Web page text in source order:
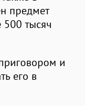
предмет
500 тысяч
и
его в